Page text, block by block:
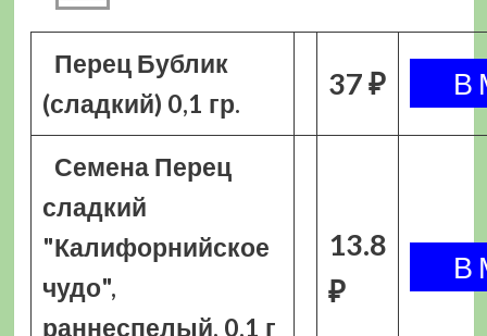
Перец Бублик
(сладкий) 0,1 гр.
37 ₽
Семена Перец
сладкий
"Калифорнийское
чудо",
раннеспелый, 0,1 г
13.8
₽